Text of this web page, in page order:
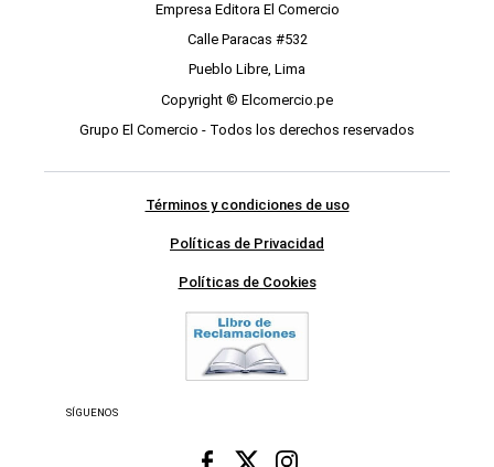
Empresa Editora El Comercio
Calle Paracas #532
Pueblo Libre, Lima
Copyright © Elcomercio.pe
Grupo El Comercio - Todos los derechos reservados
Términos y condiciones de uso
Políticas de Privacidad
Políticas de Cookies
SÍGUENOS